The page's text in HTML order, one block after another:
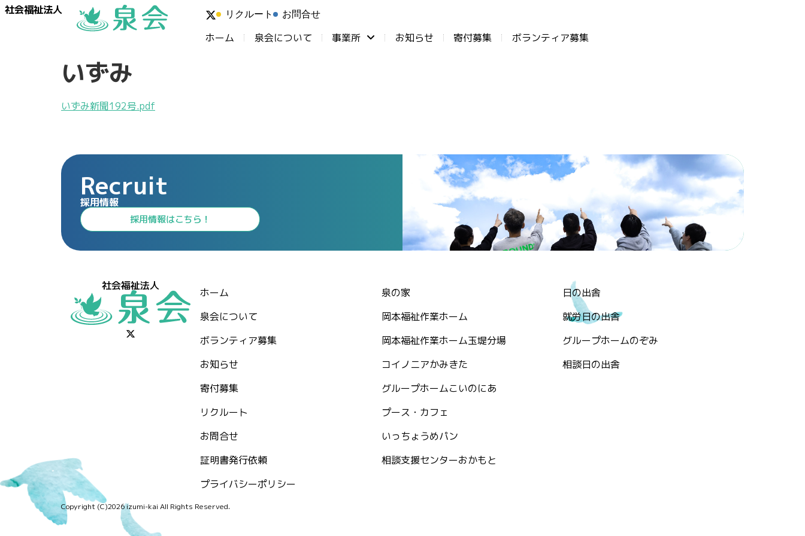
社会福祉法人 リクルート お問合せ
ホーム 泉会について 事業所 お知らせ ⁨寄付募集 ボランティア募集
いずみ
いずみ新聞192号.pdf
Recruit
採用情報
⁩採用情報⁩はこちら！
社会福祉法人
ホーム
泉会について
ボランティア募集
お知らせ
⁨寄付募集
リクルート
お問合せ
証明書発行依頼
プライバシーポリシー
泉の家
岡本福祉作業ホーム
岡本福祉作業ホーム玉堤分場
コイノニアかみきた
グループホームこいのにあ
プース・カフェ
いっちょうめパン
相談支援センターおかもと
日の出舎
就労日の出舎
グループホームのぞみ
相談日の出舎
Copyright (C)2026 izumi-kai All Rights Reserved.